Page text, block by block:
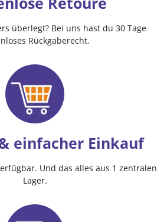
überlegt? Bei uns hast du 30 Tage
Rückgaberecht.
einfacher Einkauf
Und das alles aus 1 zentralen
Lager.